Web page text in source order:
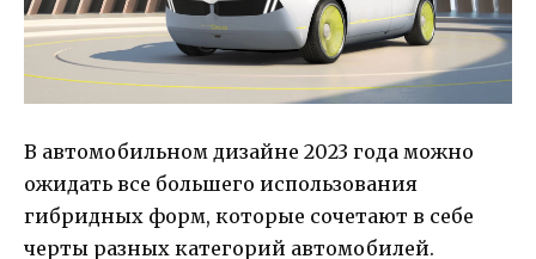
В автомобильном дизайне 2023 года можно
ожидать все большего использования
гибридных форм, которые сочетают в себе
черты разных категорий автомобилей.